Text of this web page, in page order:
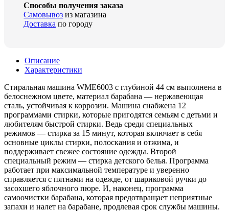
Способы получения заказа
Самовывоз из магазина
Доставка по городу
Описание
Характеристики
Стиральная машина WME6003 с глубиной 44 см выполнена в
белоснежном цвете, материал барабана — нержавеющая
сталь, устойчивая к коррозии. Машина снабжена 12
программами стирки, которые пригодятся семьям с детьми и
любителям быстрой стирки. Ведь среди специальных
режимов — стирка за 15 минут, которая включает в себя
основные циклы стирки, полоскания и отжима, и
поддерживает свежее состояние одежды. Второй
специальный режим — стирка детского белья. Программа
работает при максимальной температуре и уверенно
справляется с пятнами на одежде, от шариковой ручки до
засохшего яблочного пюре. И, наконец, программа
самоочистки барабана, которая предотвращает неприятные
запахи и налет на барабане, продлевая срок службы машины.